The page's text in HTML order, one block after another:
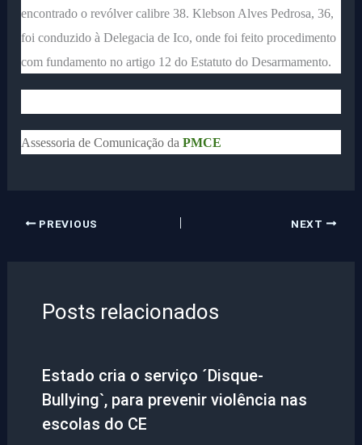
encontrado o revólver calibre 38. Klebson Alves Pedrosa, 36,
foi conduzido à Delegacia de Ico, onde foi feito procedimento
com fundamento no artigo 12 do Estatuto do Desarmamento.
Assessoria de Comunicação da PMCE
PREVIOUS NEXT
Posts relacionados
Estado cria o serviço ´Disque-
Bullying`, para prevenir violência nas
escolas do CE